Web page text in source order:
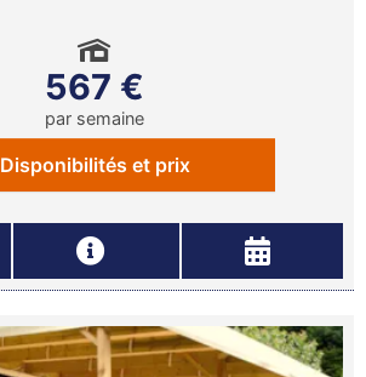
567 €
par semaine
Disponibilités et prix